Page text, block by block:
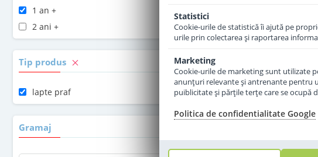
1 an +
2 ani +
Tip produs
lapte praf
Gramaj
Statistici
Cookie-urile de statistică îi ajută pe
urile prin colectarea şi raportarea
Marketing
Cookie-urile de marketing sunt utilizate
anunţuri relevante şi antrenante pentru
puiblicitate şi părţile terţe care se ocupă
Politica de confidentialitate Google